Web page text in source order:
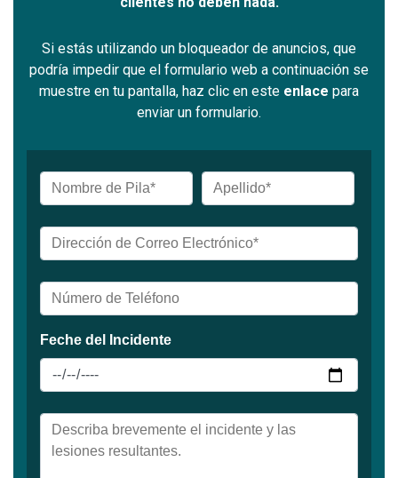
Si estás utilizando un bloqueador de anuncios, que
podría impedir que el formulario web a continuación se
muestre en tu pantalla, haz clic en este enlace para
enviar un formulario.